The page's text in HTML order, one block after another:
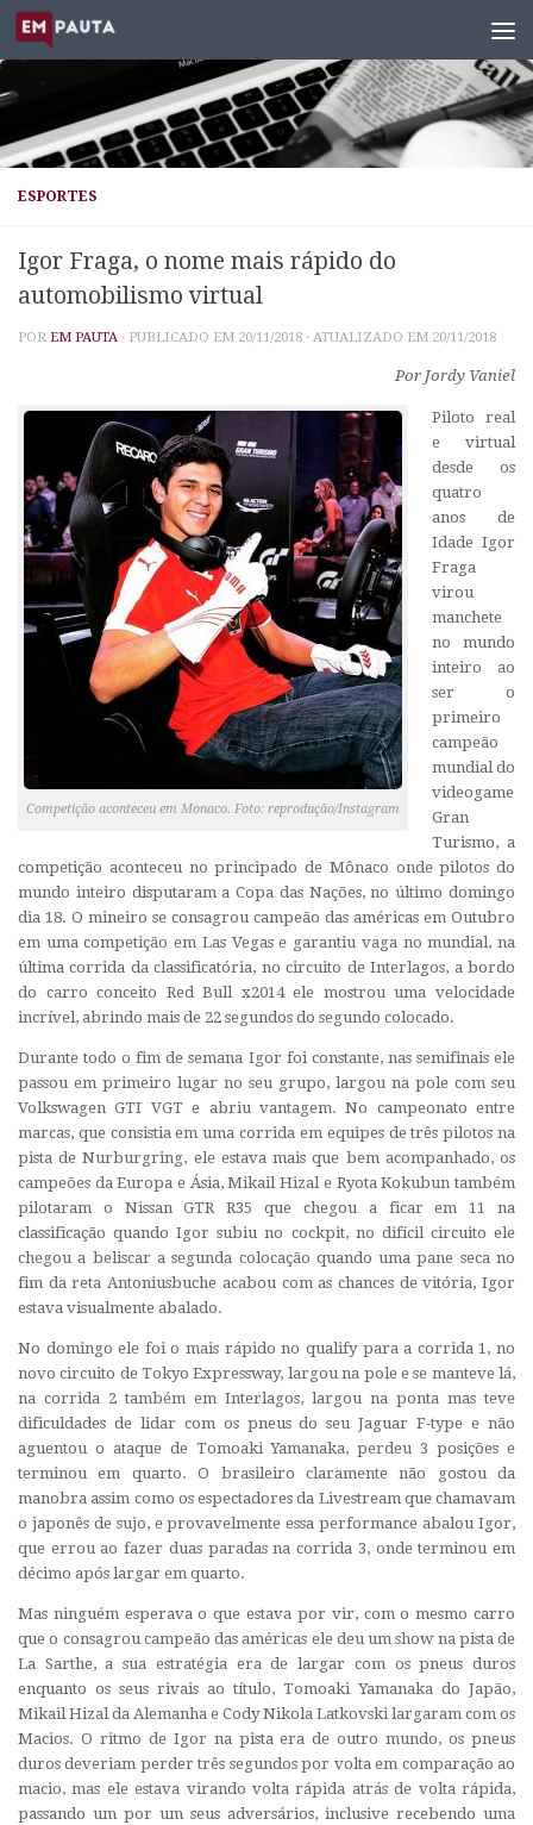
Skip to content
ESPORTES
Igor Fraga, o nome mais rápido do
automobilismo virtual
POR EM PAUTA · PUBLICADO EM 20/11/2018 · ATUALIZADO EM 20/11/2018
Por Jordy Vaniel
Competição aconteceu em Monaco. Foto: reprodução/Instagram
Piloto real
e virtual
desde os
quatro
anos de
Idade Igor
Fraga
virou
manchete
no mundo
inteiro ao
ser o
primeiro
campeão
mundial do
videogame
Gran
Turismo, a
competição aconteceu no principado de Mônaco onde pilotos do
mundo inteiro disputaram a Copa das Nações, no último domingo
dia 18. O mineiro se consagrou campeão das américas em Outubro
em uma competição em Las Vegas e garantiu vaga no mundial, na
última corrida da classificatória, no circuito de Interlagos, a bordo
do carro conceito Red Bull x2014 ele mostrou uma velocidade
incrível, abrindo mais de 22 segundos do segundo colocado.
Durante todo o fim de semana Igor foi constante, nas semifinais ele
passou em primeiro lugar no seu grupo, largou na pole com seu
Volkswagen GTI VGT e abriu vantagem. No campeonato entre
marcas, que consistia em uma corrida em equipes de três pilotos na
pista de Nurburgring, ele estava mais que bem acompanhado, os
campeões da Europa e Ásia, Mikail Hizal e Ryota Kokubun também
pilotaram o Nissan GTR R35 que chegou a ficar em 11 na
classificação quando Igor subiu no cockpit, no difícil circuito ele
chegou a beliscar a segunda colocação quando uma pane seca no
fim da reta Antoniusbuche acabou com as chances de vitória, Igor
estava visualmente abalado.
No domingo ele foi o mais rápido no qualify para a corrida 1, no
novo circuito de Tokyo Expressway, largou na pole e se manteve lá,
na corrida 2 também em Interlagos, largou na ponta mas teve
dificuldades de lidar com os pneus do seu Jaguar F-type e não
aguentou o ataque de Tomoaki Yamanaka, perdeu 3 posições e
terminou em quarto. O brasileiro claramente não gostou da
manobra assim como os espectadores da Livestreamque chamavam
o japonês de sujo, e provavelmente essa performance abalou Igor,
que errou ao fazer duas paradas na corrida 3, onde terminou em
décimo após largar em quarto.
Mas ninguém esperava o que estava por vir, com o mesmo carro
que o consagrou campeão das américas ele deu um show na pista de
La Sarthe, a sua estratégia era de largar com os pneus duros
enquanto os seus rivais ao título, Tomoaki Yamanaka do Japão,
Mikail Hizal da Alemanha e Cody Nikola Latkovski largaram com os
Macios. O ritmo de Igor na pista era de outro mundo, os pneus
duros deveriam perder três segundos por volta em comparação ao
macio, mas ele estava virando volta rápida atrás de volta rápida,
passando um por um seus adversários, inclusive recebendo uma